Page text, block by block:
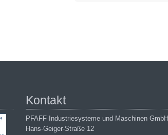
Kontakt
PFAFF Industriesysteme und Maschinen GmbH
Hans-Geiger-Straße 12